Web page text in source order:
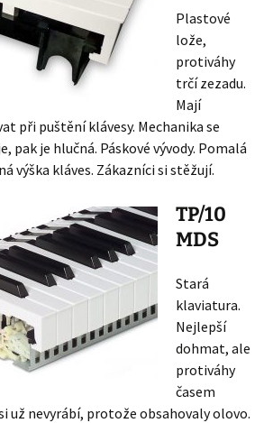
Plastové
lože,
protiváhy
trčí zezadu.
Mají
při puštění klávesy. Mechanika se
pak je hlučná. Páskové vývody. Pomalá
výška kláves. Zákazníci si stěžují.
TP/10
MDS
Stará
klaviatura.
Nejlepší
dohmat, ale
protiváhy
časem
už nevyrábí, protože obsahovaly olovo.